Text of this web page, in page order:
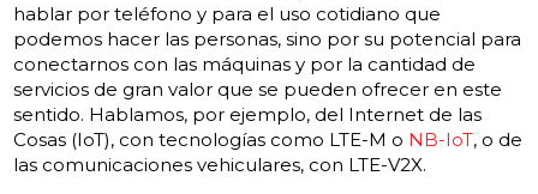
hablar por teléfono y para el uso cotidiano que
podemos hacer las personas, sino por su potencial para
conectarnos con las máquinas y por la cantidad de
servicios de gran valor que se pueden ofrecer en este
sentido. Hablamos, por ejemplo, del Internet de las
Cosas (IoT), con tecnologías como LTE-M o NB-IoT, o de
las comunicaciones vehiculares, con LTE-V2X.